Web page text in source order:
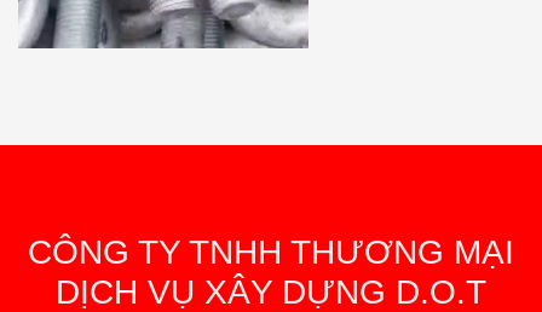
CÔNG TY TNHH THƯƠNG MẠI
DỊCH VỤ XÂY DỰNG D.O.T